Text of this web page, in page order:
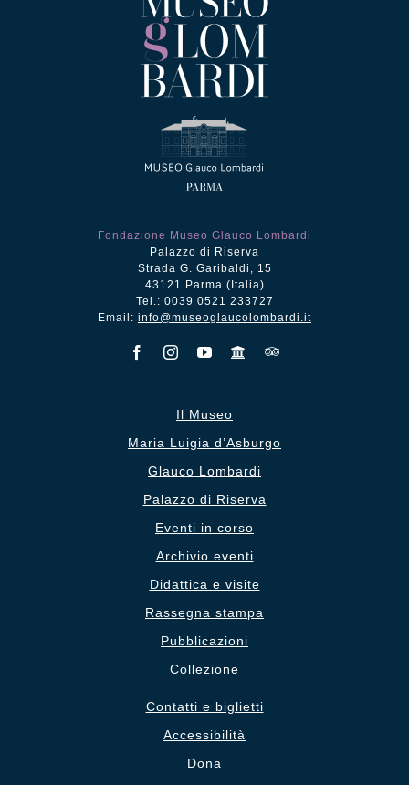
Fondazione Museo Glauco Lombardi
Palazzo di Riserva
Strada G. Garibaldi, 15
43121 Parma (Italia)
Tel.: 0039 0521 233727
Email: info@museoglaucolombardi.it
Il Museo
Maria Luigia d’Asburgo
Glauco Lombardi
Palazzo di Riserva
Eventi in corso
Archivio eventi
Didattica e visite
Rassegna stampa
Pubblicazioni
Collezione
Contatti e biglietti
Accessibilità
Dona